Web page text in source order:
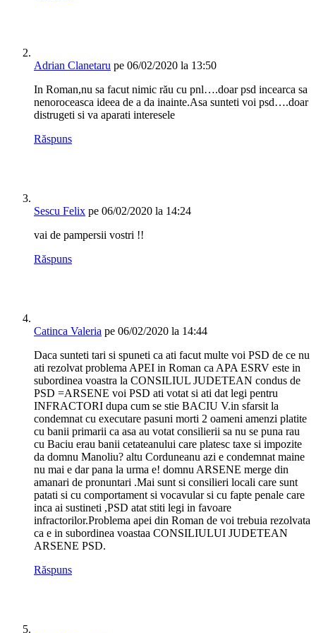
Adrian Clanetaru pe 06/02/2020 la 13:50
In Roman,nu sa facut nimic rău cu pnl….doar psd incearca sa
nenoroceasca ideea de a da inainte.Asa sunteti voi psd….doar
distrugeti si va aparati interesele
Răspuns
Sescu Felix pe 06/02/2020 la 14:24
vai de pampersii vostri !!
Răspuns
Catinca Valeria pe 06/02/2020 la 14:44
Daca sunteti tari si spuneti ca ati facut multe voi PSD de ce nu
ati rezolvat problema APEI in Roman ca APA ESRV este in
subordinea voastra la CONSILIUL JUDETEAN condus de
PSD =ARSENE voi PSD ati votat si ati dat legi pentru
INFRACTORI dupa cum se stie BACIU V.in sfarsit la
condemnat cu executare pasuni morti 2 oameni amenzi platite
cu banii primarii ca asa au votat consilierii sa nu se puna rau
cu Baciu erau banii cetateanului care platesc taxe si impozite
da domnu Manoliu? altu Corduneanu azi e condemnat maine
nu mai e dar pana la urma e! domnu ARSENE merge din
amanari de pronuntari .Mai sunt si consilieri locali care sunt
patati si cu comportament si vocavular si cu fapte penale care
inca ai sustineti ,PSD atat stiti legi in favoare
infractorilor.Problema apei din Roman de voi trebuia rezolvata
ca e in subordinea voastaa CONSILIULUI JUDETEAN
ARSENE PSD.
Răspuns